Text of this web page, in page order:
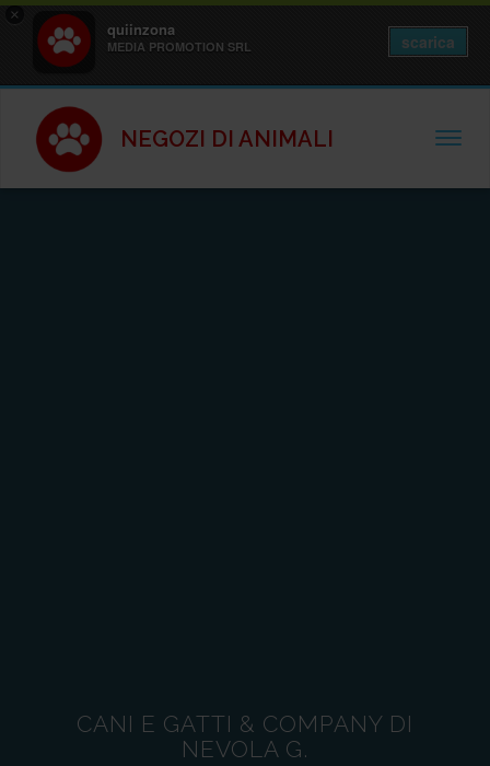
×
quiinzona
MEDIA PROMOTION SRL scarica
NEGOZI DI ANIMALI
CANI E GATTI & COMPANY DI
NEVOLA G.